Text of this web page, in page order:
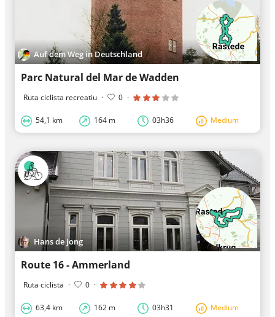
Auf dem Weg in Deutschland
Parc Natural del Mar de Wadden
Ruta ciclista recreatiu · 0 ·
54,1 km 164 m 03h36 Medium
Hans de Jong
Route 16 - Ammerland
Ruta ciclista · 0 ·
63,4 km 162 m 03h31 Medium